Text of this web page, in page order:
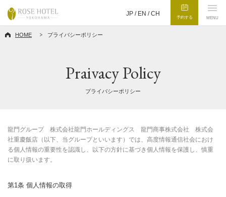
JP / EN /CH
予約する MENU
HOME プライバシーポリシー
Praivacy Policy
プライバシーポリシー
龍門グループ 株式会社龍門ホールディングス 龍門商事株式会社 株式会
社重慶飯店（以下、当グループといいます）では、高度情報通信社会におけ
る個人情報の重要性を認識し、以下の方針に基づき個人情報を保護し、慎重
に取り扱います。
第1条 個人情報の取得